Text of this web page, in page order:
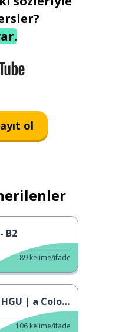
ol
B2
89 kelime/ifade
| a Colors Show
106 kelime/ifade